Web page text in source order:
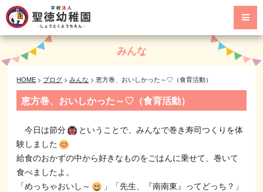
みんな
HOME > ブログ >みんな >恵方巻、おいしかった～♡（食育活動）
恵方巻、おいしかった～♡（食育活動）
今日は節分
ということで、みんなで巻き寿司つくりを体
験しました
給食のおかずの中から好きなものをごはんに乗せて、巻いて
食べましたよ。
「めっちゃおいし～
」「先生、『南南東』ってどっち？」